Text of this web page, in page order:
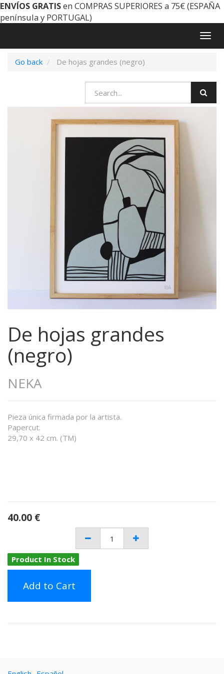
ENVÍOS GRATISen COMPRAS SUPERIORES a 75€ (ESPAÑA
península y PORTUGAL)
Go back
De hojas grandes (negro)
De hojas grandes
(negro)
NEKA
Pieza única firmada por la artista.
Papercut.
29,70 x 42 cm. (TM)
40.00 €
Product In Stock
Add to Cart